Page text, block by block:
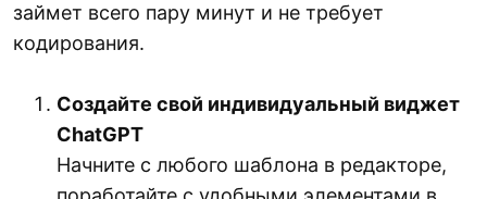
займет всего пару минут и не требует
кодирования.
Создайте свой индивидуальный виджет
ChatGPT
Начните с любого шаблона в редакторе,